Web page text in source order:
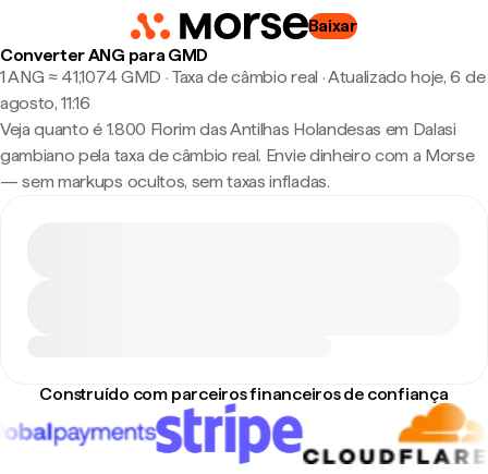
Baixar
Converter ANG para GMD
1 ANG ≈ 41,1074 GMD · Taxa de câmbio real ·Atualizado hoje, 6 de
agosto, 11:16
Veja quanto é 1.800 Florim das Antilhas Holandesas em Dalasi
gambiano pela taxa de câmbio real. Envie dinheiro com a Morse
— sem markups ocultos, sem taxas infladas.
Construído com parceiros financeiros de confiança